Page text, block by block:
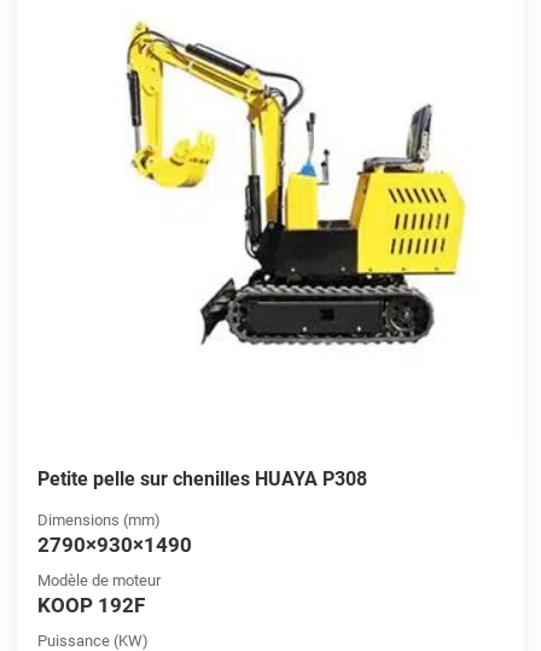
Petite pelle sur chenilles HUAYA P308
Dimensions (mm)
2790×930×1490
Modèle de moteur
KOOP 192F
Puissance (KW)